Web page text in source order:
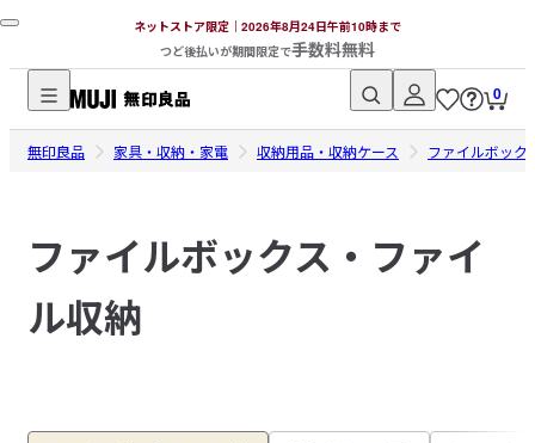
ネットストア限定｜2026年8月24日午前10時まで
つど後払いが期間限定で手数料無料
無
印
ネ
ッ
ト
ス
0
無印良品 家具・収納・家電 収納用品・収納ケース ファイルボック
ファイルボックス・ファイ
ル収納